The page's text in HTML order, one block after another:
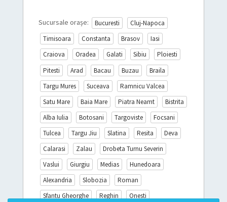
Sucursale orașe: Bucuresti
Cluj-Napoca
Timisoara
Constanta Brasov
Iasi
Craiova
Oradea Galati Sibiu
Ploiesti
Pitesti
Arad Bacau Buzau
Braila
Targu Mures
Suceava
Ramnicu Valcea
Satu Mare
Baia Mare Piatra Neamt
Bistrita
Alba Iulia
Botosani Targoviste
Focsani
Tulcea
Targu Jiu Slatina Resita
Deva
Calarasi
Zalau
Drobeta Turnu Severin
Vaslui
Giurgiu Medias
Hunedoara
Alexandria
Slobozia
Roman
Sfantu Gheorghe
Reghin Onesti